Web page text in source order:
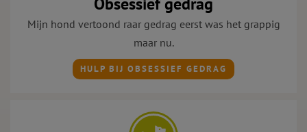
Mijn hond vertoond raar gedrag eerst was het grappig
maar nu.
HULP BIJ OBSESSIEF GEDRAG